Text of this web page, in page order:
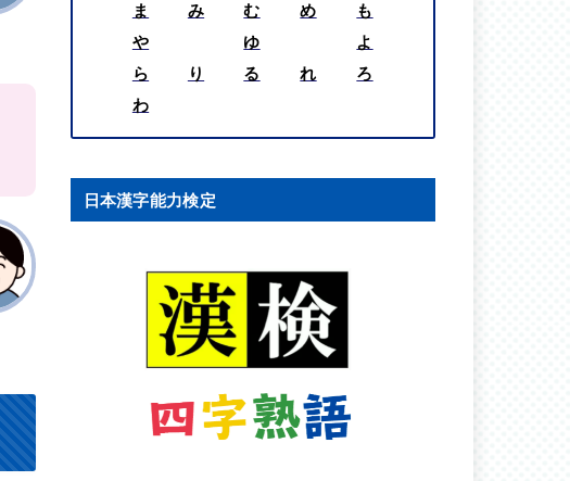
ま
み む め
も
や
ゆ
よ
ら
り る れ
ろ
わ
日本漢字能力検定